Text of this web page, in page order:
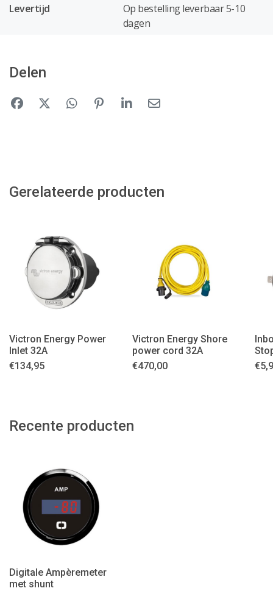
Levertijd
Op bestelling leverbaar 5-10
dagen
Delen
Gerelateerde producten
Victron Energy Power
Inlet 32A
€134,95
Victron Energy Shore
power cord 32A
€470,00
€
Recente producten
Digitale Ampèremeter
met shunt